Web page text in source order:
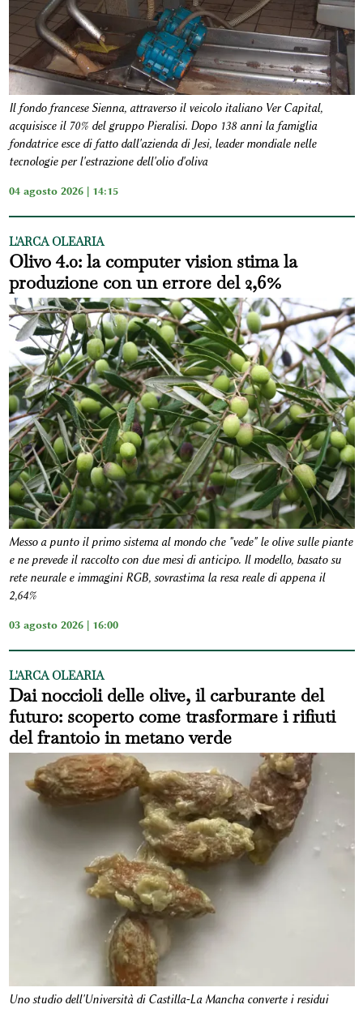
Il fondo francese Sienna, attraverso il veicolo italiano Ver Capital,
acquisisce il 70% del gruppo Pieralisi. Dopo 138 anni la famiglia
fondatrice esce di fatto dall'azienda di Jesi, leader mondiale nelle
tecnologie per l'estrazione dell'olio d'oliva
04 agosto 2026 | 14:15
L'ARCA OLEARIA
Olivo 4.0: la computer vision stima la
produzione con un errore del 2,6%
Messo a punto il primo sistema al mondo che "vede" le olive sulle piante
e ne prevede il raccolto con due mesi di anticipo. Il modello, basato su
rete neurale e immagini RGB, sovrastima la resa reale di appena il
2,64%
03 agosto 2026 | 16:00
L'ARCA OLEARIA
Dai noccioli delle olive, il carburante del
futuro: scoperto come trasformare i rifiuti
del frantoio in metano verde
Uno studio dell'Università di Castilla-La Mancha converte i residui